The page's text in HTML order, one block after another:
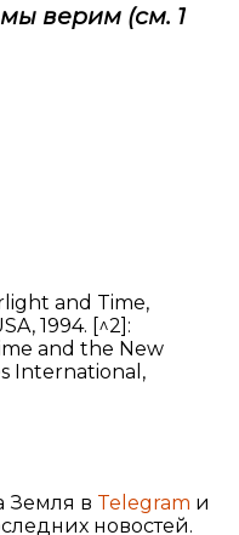
верим (см. 1
and Time,
1994. [^2]:
and the New
International,
Земля в Telegram и
новостей.